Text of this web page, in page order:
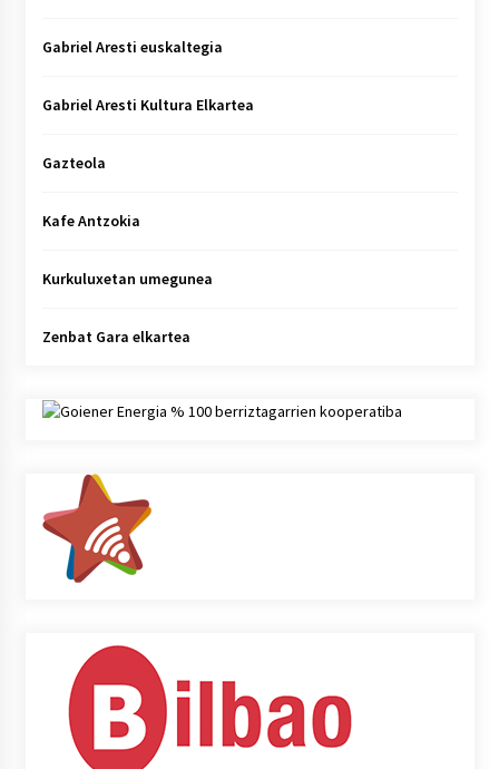
Gabriel Aresti euskaltegia
Gabriel Aresti Kultura Elkartea
Gazteola
Kafe Antzokia
Kurkuluxetan umegunea
Zenbat Gara elkartea